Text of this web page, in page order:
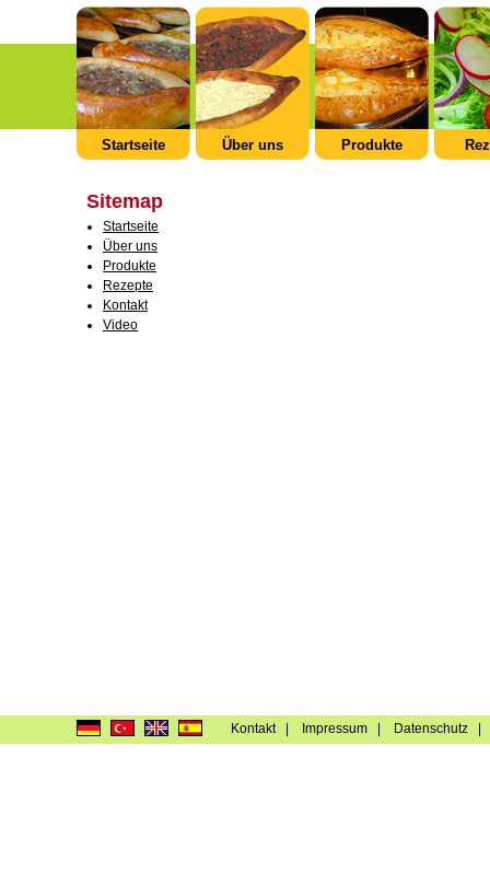
Startseite Über uns Produkte
Sitemap
Startseite
Über uns
Produkte
Rezepte
Kontakt
Video
Kontakt| Impressum Datenschutz